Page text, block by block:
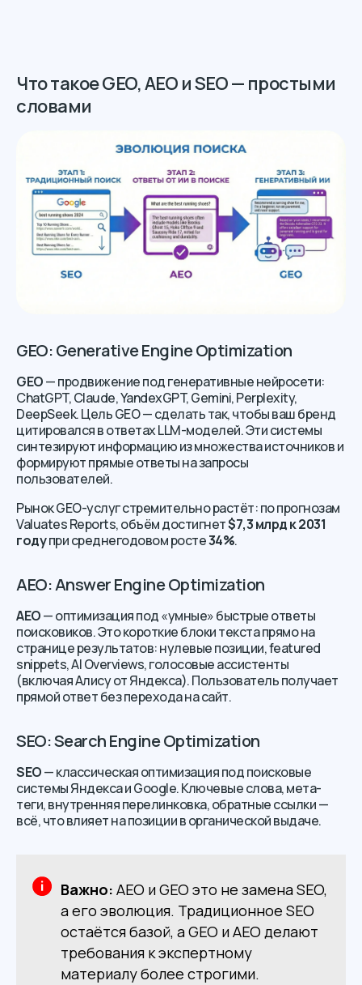
Что такое GEO, AEO и SEO — простыми
словами
GEO: Generative Engine Optimization
GEO— продвижение под генеративные нейросети:
ChatGPT, Claude, YandexGPT, Gemini, Perplexity,
DeepSeek. Цель GEO — сделать так, чтобы ваш бренд
цитировался в ответах LLM-моделей. Эти системы
синтезируют информацию из множества источников и
формируют прямые ответы на запросы
пользователей.
Рынок GEO-услуг стремительно растёт: по прогнозам
Valuates Reports, объём достигнет$7,3 млрд к 2031
годупри среднегодовом росте34%.
AEO: Answer Engine Optimization
AEO— оптимизация под «умные» быстрые ответы
поисковиков. Это короткие блоки текста прямо на
странице результатов: нулевые позиции, featured
snippets, AI Overviews, голосовые ассистенты
(включая Алису от Яндекса). Пользователь получает
прямой ответ без перехода на сайт.
SEO: Search Engine Optimization
SEO— классическая оптимизация под поисковые
системы Яндекса и Google. Ключевые слова, мета-
теги, внутренняя перелинковка, обратные ссылки —
всё, что влияет на позиции в органической выдаче.
Важно: AEO и GEO это не замена SEO,
а его эволюция. Традиционное SEO
остаётся базой, а GEO и AEO делают
требования к экспертному
материалу более строгими.